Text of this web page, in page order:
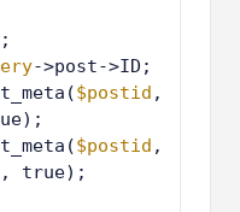
;
->post->ID;
$postid
$postid
, true);